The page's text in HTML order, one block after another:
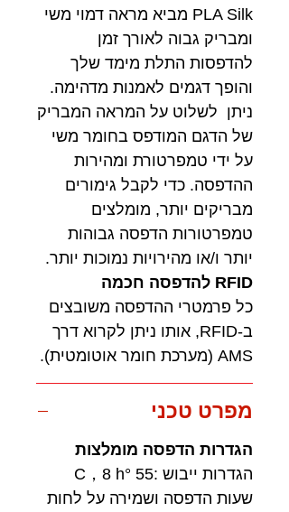
PLA Silk מביא מראה דמוי משי
ומבריק גבוה לאורך זמן
להדפסות התלת מימד שלך
והופך דגמים לאמנות מדהימה.
ניתן לשלוט על המראה המבריק
של הדגם המודפס בחומר משי
על ידי טמפרטורת ומהירות
ההדפסה. כדי לקבל גימורים
מבריקים יותר, מומלצים
טמפרטורות הדפסה גבוהות
יותר ו/או מהירויות נמוכות יותר.
RFID להדפסה חכמה
כל פרמטרי ההדפסה משובצים
ב-RFID, אותו ניתן לקרוא דרך
AMS (מערכת חומר אוטומטית).
מפרט טכני
הגדרות הדפסה מומלצות
הגדרות ייבוש :55 °C，8 h
שעות הדפסה ושמירה על לחות